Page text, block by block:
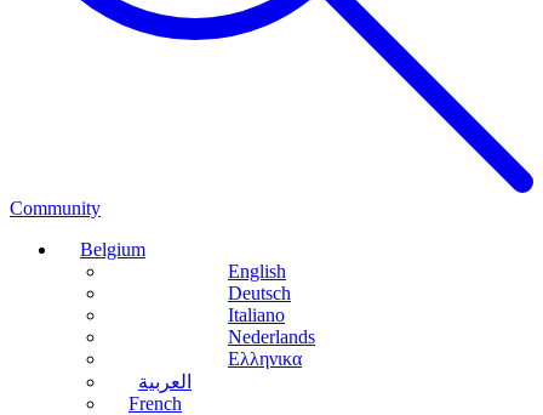
Community
Belgium
English
Deutsch
Italiano
Nederlands
Ελληνικα
العربية
French